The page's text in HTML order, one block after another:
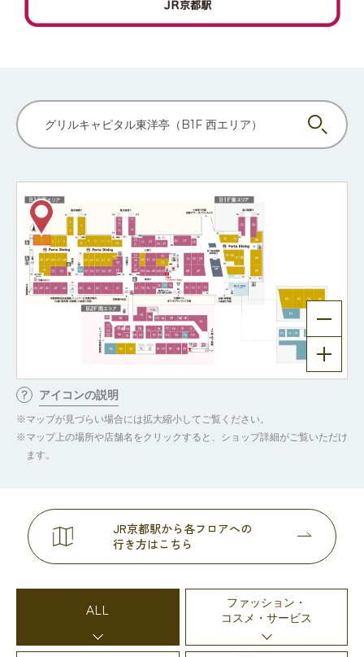
グリルキャピタル東洋亭（B1F 西エリア）
アイコンの説明
マップが見づらい場合には拡大縮小してご覧ください。
マップ上の場所や店舗名をクリックすると、ショップ詳細がご覧いただけ
ます。
JR京都駅から各フロアへの
行き方はこちら
ALL
ファッション・
コスメ・サービス